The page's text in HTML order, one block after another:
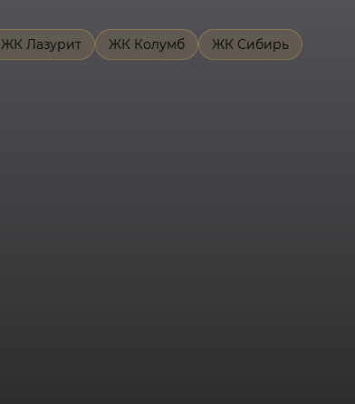
ЖК Лазурит ЖК Колумб ЖК Сибирь